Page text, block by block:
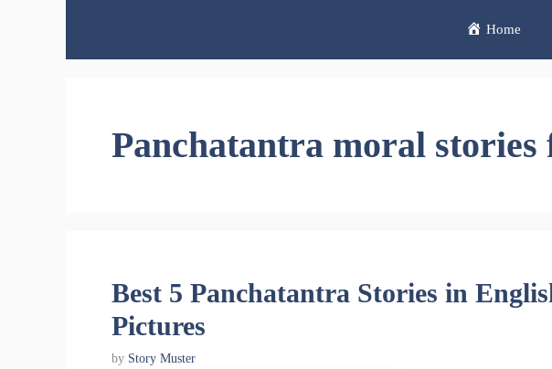
Home
Panchatantra moral stories
Best 5 Panchatantra Stories in
Pictures
by Story Muster